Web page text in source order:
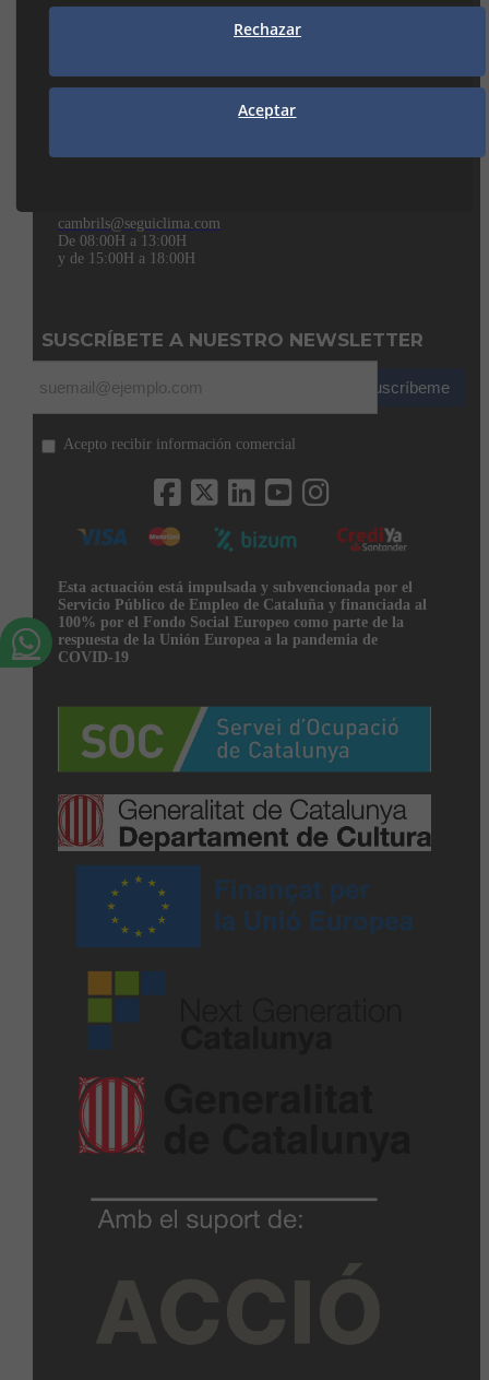
MANRESA
938 74 82 42
cambrils@seguiclima.com
De 08:00H a 13:00H
y de 15:00H a 18:00H
SUSCRÍBETE A NUESTRO NEWSLETTER
Suscríbeme
Acepto recibir información comercial
Esta actuación está impulsada y subvencionada por el
Servicio Público de Empleo de Cataluña y financiada al
100% por el Fondo Social Europeo como parte de la
respuesta de la Unión Europea a la pandemia de
COVID-19
Rechazar
Aceptar